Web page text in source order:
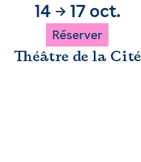
14→ 17 oct.
Réserver
Théâtre de la Cité